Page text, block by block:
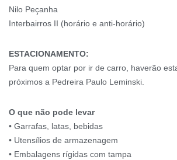
Nilo Peçanha
Interbairros II (horário e anti-horário)
ESTACIONAMENTO:
Para quem optar por ir de carro, haverão
próximos a Pedreira Paulo Leminski.
O que não pode levar
• Garrafas, latas, bebidas
• Utensílios de armazenagem
• Embalagens rígidas com tampa